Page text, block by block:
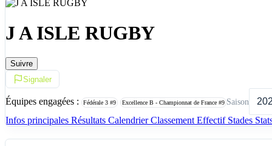
J A ISLE RUGBY
Suivre
Signaler
Équipes engagées : Fédérale 3 #9 Excellence B - Championnat de France #9 Saison
Infos principales Résultats CalendrierClassement Effectif Stades